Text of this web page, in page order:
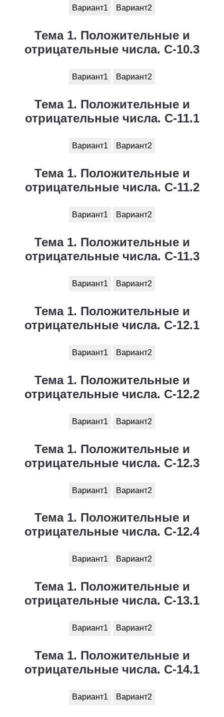
Вариант1 Вариант2
Тема 1. Положительные и
отрицательные числа. С-10.3
Вариант1 Вариант2
Тема 1. Положительные и
отрицательные числа. С-11.1
Вариант1 Вариант2
Тема 1. Положительные и
отрицательные числа. С-11.2
Вариант1 Вариант2
Тема 1. Положительные и
отрицательные числа. С-11.3
Вариант1 Вариант2
Тема 1. Положительные и
отрицательные числа. С-12.1
Вариант1 Вариант2
Тема 1. Положительные и
отрицательные числа. С-12.2
Вариант1 Вариант2
Тема 1. Положительные и
отрицательные числа. С-12.3
Вариант1 Вариант2
Тема 1. Положительные и
отрицательные числа. С-12.4
Вариант1 Вариант2
Тема 1. Положительные и
отрицательные числа. С-13.1
Вариант1 Вариант2
Тема 1. Положительные и
отрицательные числа. С-14.1
Вариант1 Вариант2